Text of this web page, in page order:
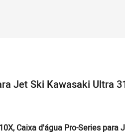
Jet Ski Kawasaki Ultra
Caixa d'água Pro-Series para